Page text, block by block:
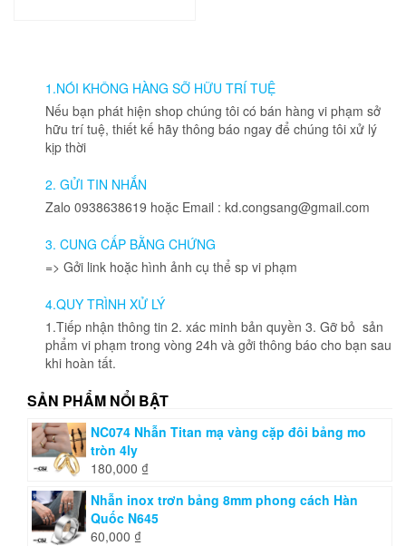
nhiều
biến
thể.
Các
chọn
có
thể
được
chọn
trên
sản
phẩm
1.NÓI KHÔNG HÀNG SỠ HỮU TRÍ TUỆ
Nếu bạn phát hiện shop chúng tôi có bán hàng vi phạm sở
hữu trí tuệ, thiết kế hãy thông báo ngay để chúng tôi xử lý
kịp thời
2. GỬI TIN NHẮN
Zalo 0938638619 hoặc Email : kd.congsang@gmail.com
3. CUNG CẤP BẰNG CHỨNG
=> Gởi link hoặc hình ảnh cụ thể sp vi phạm
4.QUY TRÌNH XỬ LÝ
1.Tiếp nhận thông tin 2. xác minh bản quyền 3. Gỡ bỏ sản
phẩm vi phạm trong vòng 24h và gởi thông báo cho bạn sau
khi hoàn tất.
SẢN PHẨM NỔI BẬT
NC074 Nhẫn Titan mạ vàng cặp đôi bảng mo
tròn 4ly
180,000 ₫
Nhẫn inox trơn bảng 8mm phong cách Hàn
Quốc N645
60,000 ₫